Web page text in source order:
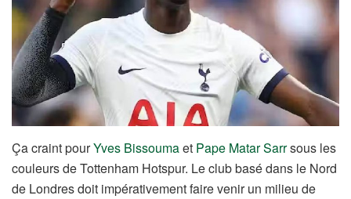
Ça craint pourYves Bissoumaet Pape Matar Sarrsous les
couleurs de Tottenham Hotspur. Le club basé dans le Nord
de Londres doit impérativement faire venir un milieu de